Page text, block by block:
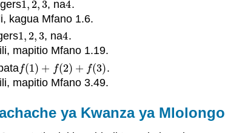
1, 2,3
1, 2,3, na4
4.
kagua Mfano 1.6.
1, 2,3
1, 2,3 , na4
4.
mapitio Mfano 1.19.
f(1) + f(2) + f(3)
f(1)+f(2)+f(3)
.
mapitio Mfano 3.49.
ya Kwanza ya Mlolongo